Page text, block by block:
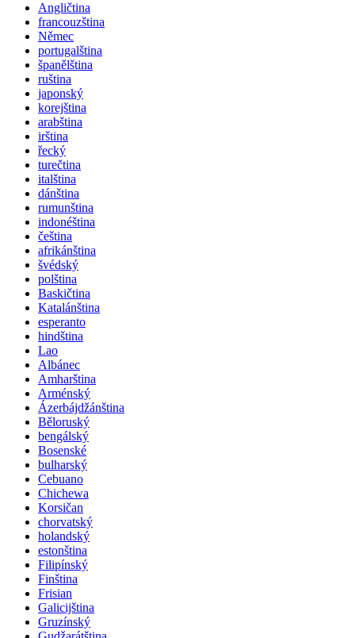
Angličtina
francouzština
Němec
portugalština
španělština
ruština
japonský
korejština
arabština
irština
řecký
turečtina
italština
dánština
rumunština
indonéština
čeština
afrikánština
švédský
polština
Baskičtina
Katalánština
esperanto
hindština
Lao
Albánec
Amharština
Arménský
Ázerbájdžánština
Běloruský
bengálský
Bosenské
bulharský
Cebuano
Chichewa
Korsičan
chorvatský
holandský
estonština
Filipínský
Finština
Frisian
Galicijština
Gruzínský